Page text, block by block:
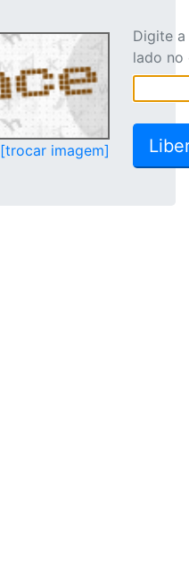
[trocar imagem]
Digite
lado no